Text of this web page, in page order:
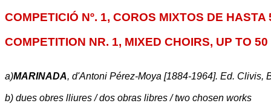
COMPETICIÓ Nº. 1, COROS MIXTOS DE HASTA
COMPETITION NR. 1, MIXED CHOIRS, UP TO
a)MARINADA, d'Antoni Pérez-Moya [1884-1964]. Ed. Clivis,
b) dues obres lliures / dos obras libres / two chosen works